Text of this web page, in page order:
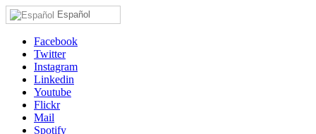
Español
Facebook
Twitter
Instagram
Linkedin
Youtube
Flickr
Mail
Spotify